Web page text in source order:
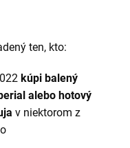
ten, kto:
kúpi balený
alebo hotový
v niektorom z